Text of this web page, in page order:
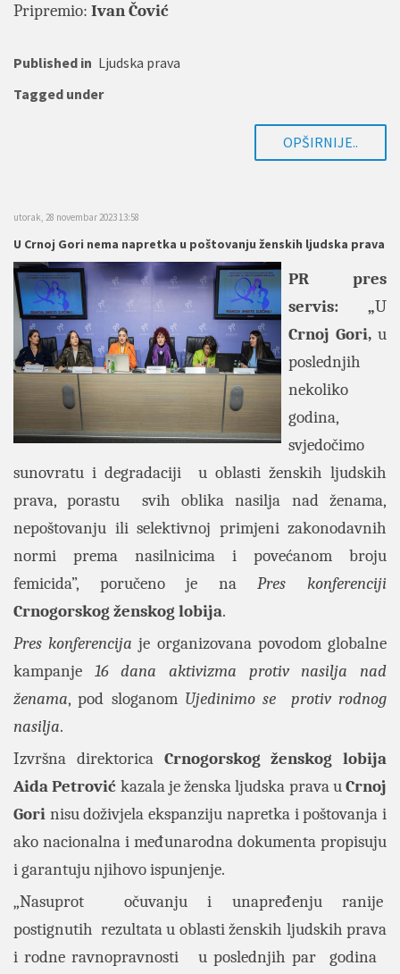
Pripremio: Ivan Čović
Published in Ljudska prava
Tagged under
OPŠIRNIJE..
utorak, 28 novembar 2023 13:58
U Crnoj Gori nema napretka u poštovanju ženskih ljudska prava
PR pres
servis: „U
Crnoj Gori, u
poslednjih
nekoliko
godina,
svjedočimo
sunovratu i degradaciji u oblasti ženskih ljudskih
prava, porastu svih oblika nasilja nad ženama,
nepoštovanju ili selektivnoj primjeni zakonodavnih
normi prema nasilnicima i povećanom broju
femicida”, poručeno je naPres
konferenciji
Crnogorskog ženskog lobija.
Pres konferencija je organizovana povodom globalne
kampanje 16 dana aktivizma protiv nasilja nad
ženama, pod sloganom Ujedinimo se protiv rodnog
nasilja.
Izvršna direktorica Crnogorskog ženskog lobija
Aida Petrović kazala je ženska ljudska prava uCrnoj
Gori nisu doživjela ekspanziju napretka i poštovanja i
ako nacionalna i međunarodna dokumenta propisuju
i garantuju njihovo ispunjenje.
„Nasuprot očuvanju i unapređenju ranije
postignutih rezultata u oblasti ženskih ljudskih prava
i rodne ravnopravnosti u poslednjih par godina